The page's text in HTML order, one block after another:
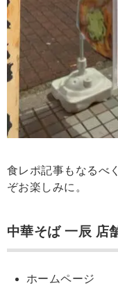
食レポ記事もなるべ
ぞお楽しみに。
中華そば 一辰 店
ホームページ